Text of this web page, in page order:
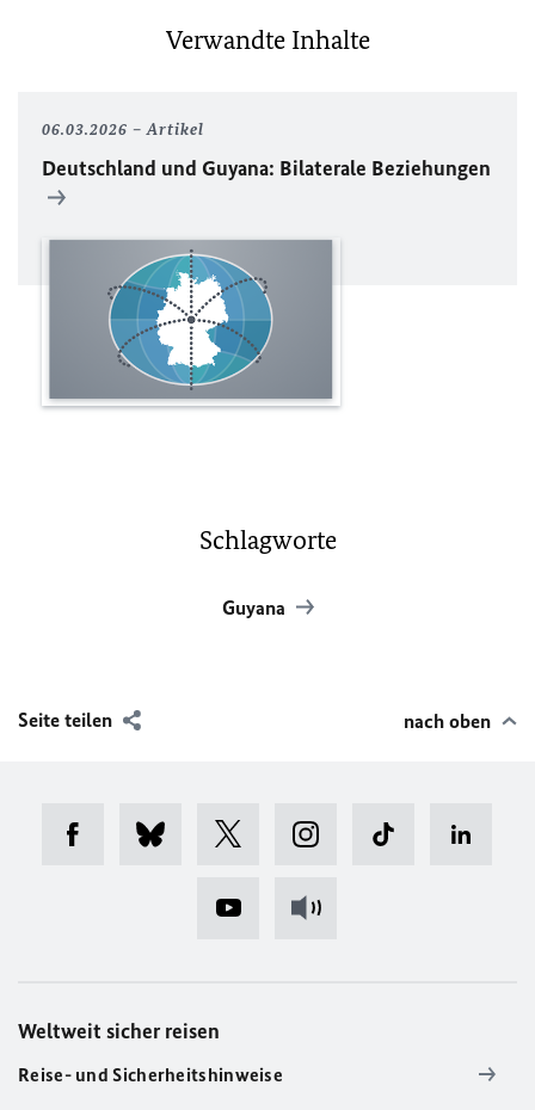
Verwandte Inhalte
06.03.2026 Artikel
Deutschland und Guyana: Bilaterale Beziehungen
Schlagworte
Guyana
Seite teilen nach oben
Weltweit sicher reisen
Reise- und Sicherheitshinweise